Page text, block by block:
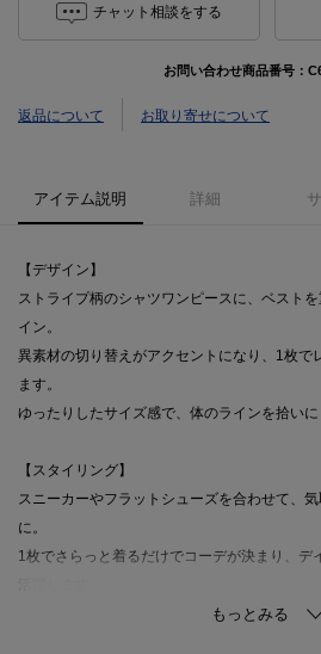
チャット相談をする
お問い合わせ商品番号：
返品について お取り寄せについて
アイテム説明 詳細
【デザイン】
ストライプ柄のシャツワンピースに、ベスト
イン。
異素材の切り替えがアクセントになり、1枚で
ます。
ゆったりしたサイズ感で、体のラインを拾いに
【スタイリング】
スニーカーやフラットシューズを合わせて、
に。
1枚でさらっと着るだけでコーデが決まり、デ